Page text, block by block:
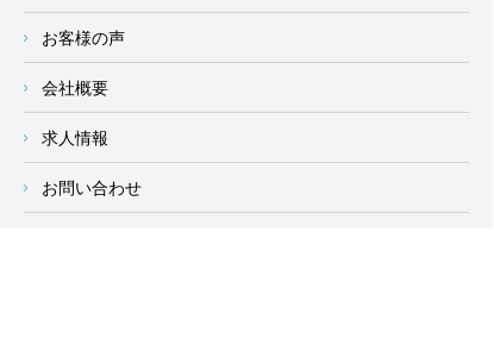
お客様の声
会社概要
求人情報
お問い合わせ